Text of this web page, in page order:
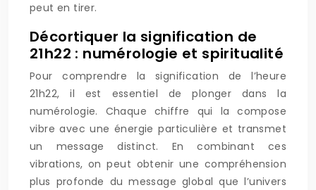
peut en tirer.
Décortiquer la signification de
21h22 : numérologie et spiritualité
Pour comprendre la signification de l’heure
21h22, il est essentiel de plonger dans la
numérologie. Chaque chiffre qui la compose
vibre avec une énergie particulière et transmet
un message distinct. En combinant ces
vibrations, on peut obtenir une compréhension
plus profonde du message global que l’univers